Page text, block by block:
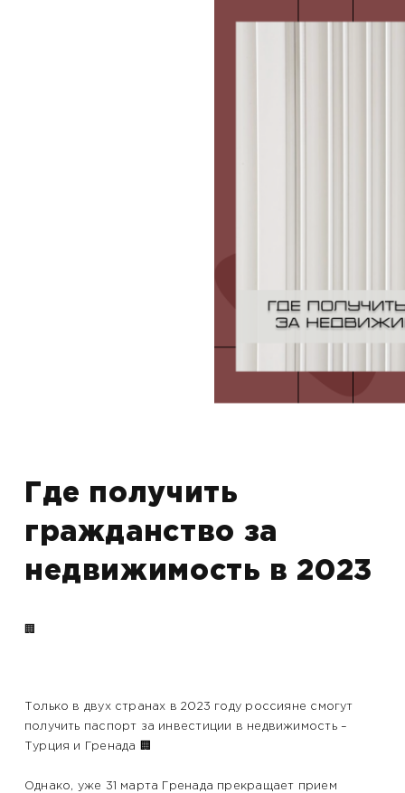
Где получить
гражданство за
недвижимость в 2023
🏢
Только в двух странах в 2023 году россияне смогут
получить паспорт за инвестиции в недвижимость –
Турция и Гренада 🏢
Однако, уже 31 марта Гренада прекращает прием